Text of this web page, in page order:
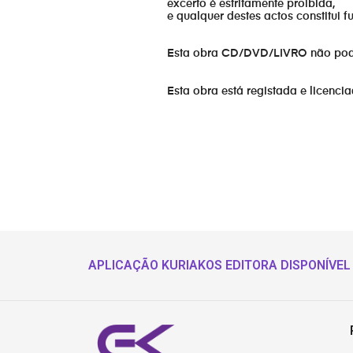
17. Triunfo Sonoro - Nao ha limites
18. True sound - Sorrir e ser feliz
19. Da SouldJazz - Nós vamos
excerto é estritamente proibida,
e qualquer destes actos constitui
Esta obra CD/DVD/LIVRO não
Esta obra está registada e
APLICAÇÃO KURIAKOS EDITORA DISPONÍVEL